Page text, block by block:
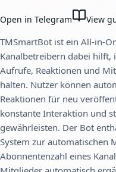
Open in Telegram View
TMSmartBot ist ein All-in-
Kanalbetreibern dabei
Aufrufe, Reaktionen und
halten. Nutzer können
Reaktionen für neu
konstante Interaktion und
gewährleisten. Der Bot
System zur automatischen
Abonnentenzahl eines